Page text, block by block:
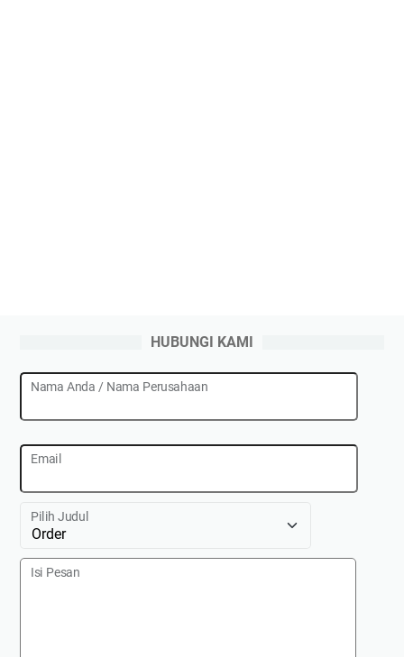
HUBUNGI KAMI
Nama Anda / Nama Perusahaan
Email
Pilih Judul
Isi Pesan